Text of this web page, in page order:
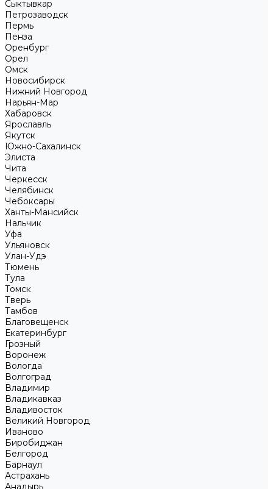
Сыктывкар
Петрозаводск
Пермь
Пенза
Оренбург
Орел
Омск
Новосибирск
Нижний Новгород
Нарьян-Мар
Хабаровск
Ярославль
Якутск
Южно-Сахалинск
Элиста
Чита
Черкесск
Челябинск
Чебоксары
Ханты-Мансийск
Нальчик
Уфа
Ульяновск
Улан-Удэ
Тюмень
Тула
Томск
Тверь
Тамбов
Благовещенск
Екатеринбург
Грозный
Воронеж
Вологда
Волгоград
Владимир
Владикавказ
Владивосток
Великий Новгород
Иваново
Биробиджан
Белгород
Барнаул
Астрахань
Анадырь